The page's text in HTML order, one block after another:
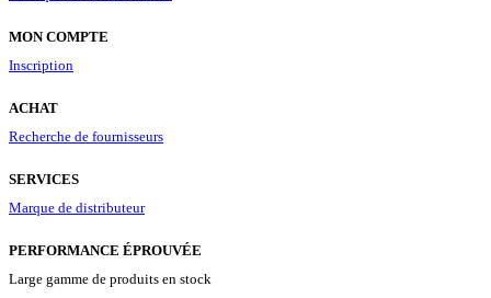
MON COMPTE
Inscription
ACHAT
Recherche de fournisseurs
SERVICES
Marque de distributeur
PERFORMANCE ÉPROUVÉE
Large gamme de produits en stock